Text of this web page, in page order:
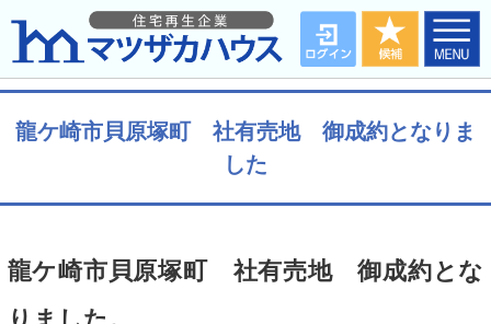
龍ケ崎市貝原塚町 社有売地 御成約となりま
した
龍ケ崎市貝原塚町 社有売地 御成約とな